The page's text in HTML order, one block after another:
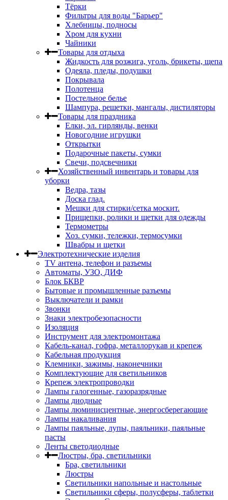
Тёрки
Фильтры для воды "Барьер"
Хлебницы, подносы
Хром для кухни
Чайники
Товары для отдыха
Жидкость для розжига, уголь, брикеты, щепа
Одеяла, пледы, подушки
Покрывала
Полотенца
Постельное белье
Шампура, решетки, мангалы, дистиляторы
Товары для праздника
Елки, эл. гирлянды, венки
Новогодние игрушки
Открытки
Подарочные пакеты, сумки
Свечи, подсвечники
Хозяйственный инвентарь и товары для
уборки
Ведра, тазы
Доска глад.
Мешки для стирки/сетка москит.
Прищепки, ролики и щетки для одежды
Термометры
Хоз. сумки, тележки, термосумки
Швабры и щетки
Электротехнические изделия
TV aнтена, телефон и разъемы
Автоматы, УЗО, ДИФ
Блок БКВР
Бытовые и промышленные разъемы
Выключатели и рамки
Звонки
Знаки электробезопасности
Изоляция
Инструмент для электромонтажа
Кабель-канал, гофра, металлорукав и крепеж
Кабельная продукция
Клемники, зажимы, наконечники
Комплектующие для светильников
Крепеж электропроводки
Лампы галогенные, газоразрядные
Лампы диодные
Лампы люминисцентные, энергосберегающие
Лампы накаливания
Лампы паяльные, лупы, паяльники, паяльные
пасты
Ленты светодиодные
Люстры, бра, светильники
Бра, светильники
Люстры
Светильники напольные и настольные
Светильники сферы, полусферы, таблетки